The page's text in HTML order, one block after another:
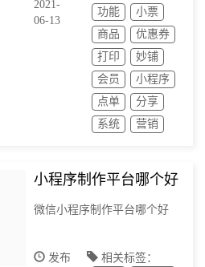
2021-
06-13
功能
小票
商品
优惠券
打印
妙铺
会员
小程序
点单
分享
系统
营销
小程序制作平台哪个好
微信小程序制作平台哪个好
发布
相关标签：